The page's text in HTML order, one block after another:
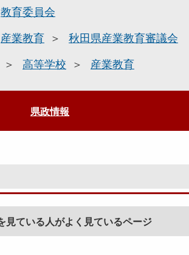
教育委員会
産業教育 秋田県産業教育審議会
高等学校 産業教育
県政情報
見ている人がよく見ているページ